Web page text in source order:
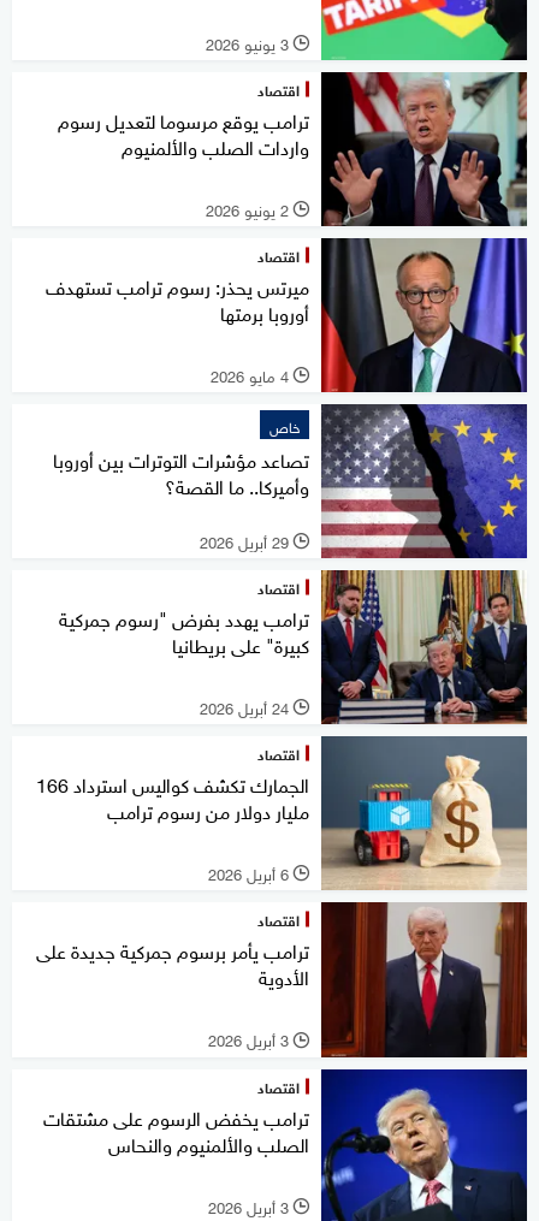
l 3 يونيو 2026
اقتصاد
ترامب يوقع مرسوما لتعديل رسوم
واردات الصلب والألمنيوم
l 2 يونيو 2026
اقتصاد
ميرتس يحذر: رسوم ترامب تستهدف
أوروبا برمتها
l 4 مايو 2026
خاص
تصاعد مؤشرات التوترات بين أوروبا
وأميركا.. ما القصة؟
l 29 أبريل 2026
اقتصاد
ترامب يهدد بفرض "رسوم جمركية
كبيرة" على بريطانيا
l 24 أبريل 2026
اقتصاد
الجمارك تكشف كواليس استرداد 166
مليار دولار من رسوم ترامب
l 6 أبريل 2026
اقتصاد
ترامب يأمر برسوم جمركية جديدة على
الأدوية
l 3 أبريل 2026
اقتصاد
ترامب يخفض الرسوم على مشتقات
الصلب والألمنيوم والنحاس
l 3 أبريل 2026